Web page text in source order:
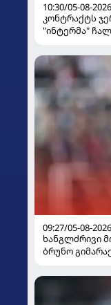
10:30/05-08-2026
კონტრაქტს
"ინტერმა"
09:27/05-08-2026
ხანგლძრივი
ბრუნო